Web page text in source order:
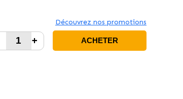
Découvrez nos promotions
+ ACHETER